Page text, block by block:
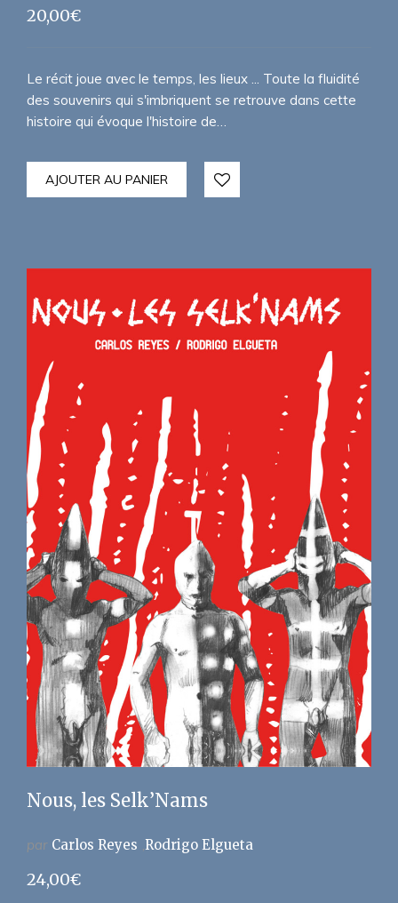
20,00€
Le récit joue avec le temps, les lieux ... Toute la fluidité
des souvenirs qui s'imbriquent se retrouve dans cette
histoire qui évoque l'histoire de…
AJOUTER AU PANIER
Nous, les Selk’Nams
par Carlos Reyes Rodrigo Elgueta
24,00€